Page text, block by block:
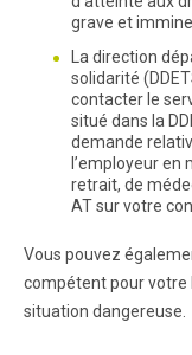
grave et
La direction
solidarité
contacter le
situé dans la
demande
l’employeur
retrait, de
AT sur votre
Vous pouvez
compétent pour votre
situation dangereuse.